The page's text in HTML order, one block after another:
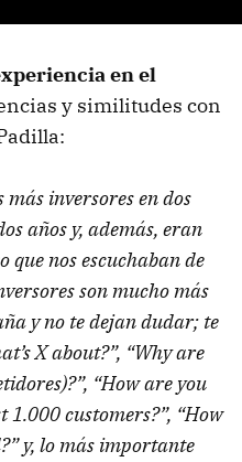
en el
y similitudes con
inversores en dos
años y, además, eran
que nos escuchaban de
son mucho más
y no te dejan dudar; te
X about?”, “Why are
, “How are you
customers?”, “How
y, lo más importante